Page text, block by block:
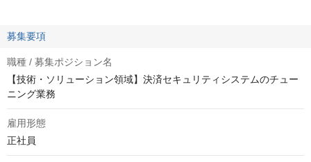
募集要項
職種 / 募集ポジション名
【技術・ソリューション領域】決済セキュリティシステムのチュー
ニング業務
雇用形態
正社員